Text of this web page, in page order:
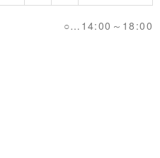
○…14:00～18:00